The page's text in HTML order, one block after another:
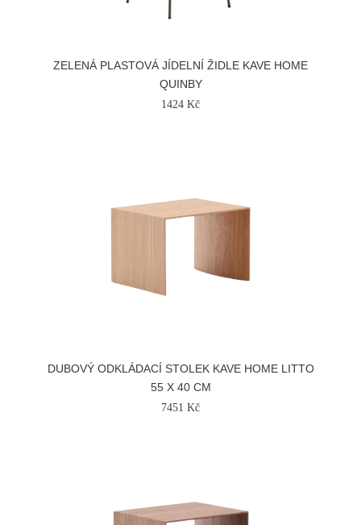
ZELENÁ PLASTOVÁ JÍDELNÍ ŽIDLE KAVE HOME
QUINBY
1424 Kč
DUBOVÝ ODKLÁDACÍ STOLEK KAVE HOME LITTO
55 X 40 CM
7451 Kč